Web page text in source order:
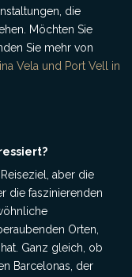
die
Möchten Sie
Sie mehr von
Vela und Port Vell in
aber die
die faszinierenden
Orten,
Ganz gleich, ob
Barcelonas, der